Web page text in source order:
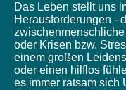
Das Leben stellt uns
Herausforderungen -
oder Krisen bzw.
einem großen
oder einen hilflos
es immer ratsam sich